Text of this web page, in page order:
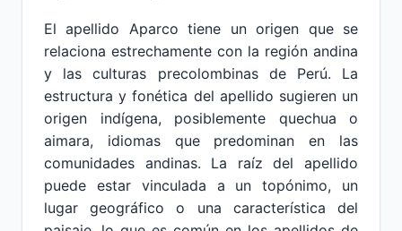
El apellido Aparco tiene un origen que se
relaciona estrechamente con la región andina
y las culturas precolombinas de Perú. La
estructura y fonética del apellido sugieren un
origen indígena, posiblemente quechua o
aimara, idiomas que predominan en las
comunidades andinas. La raíz del apellido
puede estar vinculada a un topónimo, un
lugar geográfico o una característica del